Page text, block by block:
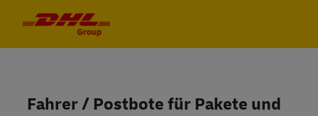
Fahrer / Postbote für Pakete und